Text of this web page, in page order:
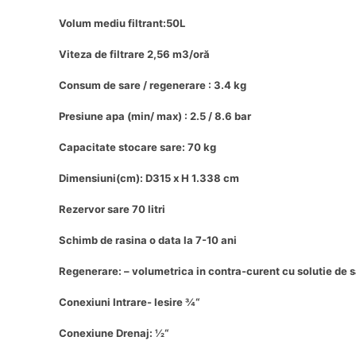
Volum mediu filtrant:50L
Viteza de filtrare 2,56 m3/oră
Consum de sare / regenerare : 3.4 kg
Presiune apa (min/ max) : 2.5 / 8.6 bar
Capacitate stocare sare: 70 kg
Dimensiuni(cm): D315 x H 1.338 cm
Rezervor sare 70 litri
Schimb de rasina o data la 7-10 ani
Regenerare: – volumetrica in contra-curent cu solutie de
Conexiuni Intrare- Iesire ¾“
Conexiune Drenaj: ½“